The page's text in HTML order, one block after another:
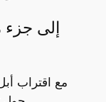
مع اقتراب